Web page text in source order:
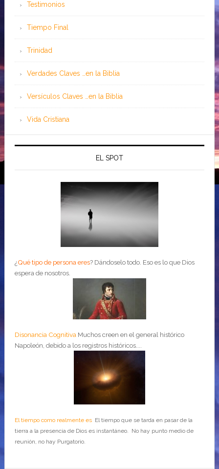
Testimonios
Tiempo Final
Trinidad
Verdades Claves …en la Biblia
Versículos Claves …en la Biblia
Vida Cristiana
EL SPOT
¿Qué tipo de persona eres? Dándoselo todo. Eso es lo que Dios
espera de nosotros.
Disonancia Cognitiva Muchos creen en el general histórico
Napoleón, debido a los registros históricos....
El tiempo como realmente esEl tiempo que se tarda en pasar de la
tierra a la presencia de Dios es instantáneo. No hay punto medio de
reunión, no hay Purgatorio.